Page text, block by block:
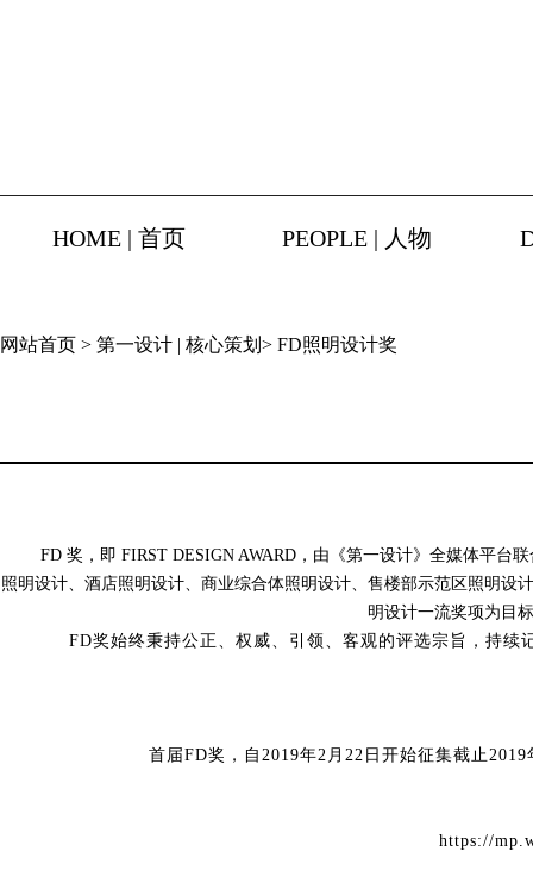
HOME | 首页 PEOPLE | 人物
网站首页 > 第一设计 | 核心策划 > FD照明设计奖
FD 奖，即 FIRST DESIGN AWARD，由《第一设计》全媒体平台
照明设计、酒店照明设计、商业综合体照明设计、售楼部示范区照明
明设计一流奖项为目
FD奖始终秉持公正、权威、引领、客观的评选宗旨，持
首届FD奖，自2019年2月22日开始征集截止
https://